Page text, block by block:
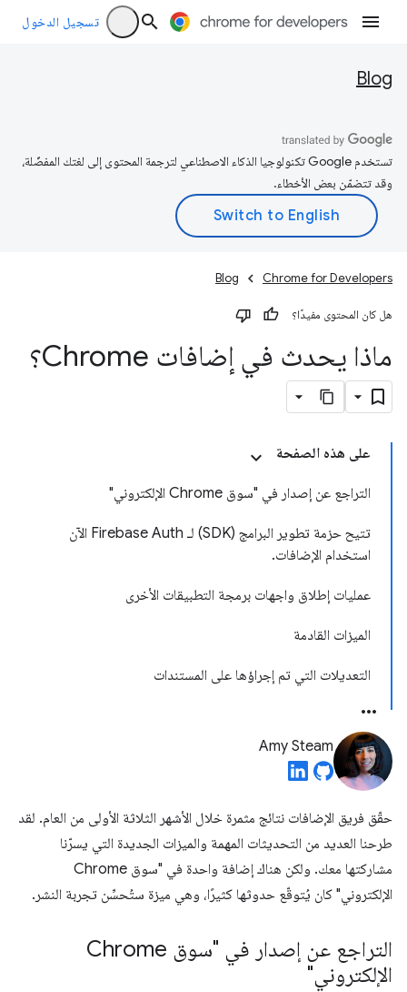
تسجيل الدخول
Blog
تستخدم Google تكنولوجيا الذكاء الاصطناعي لترجمة المحتوى إلى لغتك المفضّلة،
وقد تتضمّن بعض الأخطاء.
Chrome for Developers
Blog
هل كان المحتوى مفيدًا؟
ماذا يحدث في إضافات Chrome؟
على هذه الصفحة
التراجع عن إصدار في "سوق Chrome الإلكتروني"
تتيح حزمة تطوير البرامج (SDK) لـ Firebase Auth الآن
استخدام الإضافات.
عمليات إطلاق واجهات برمجة التطبيقات الأخرى
الميزات القادمة
التعديلات التي تم إجراؤها على المستندات
Amy Steam
حقّق فريق الإضافات نتائج مثمرة خلال الأشهر الثلاثة الأولى من العام. لقد
طرحنا العديد من التحديثات المهمة والميزات الجديدة التي يسرّنا
مشاركتها معك. ولكن هناك إضافة واحدة في "سوق Chrome
الإلكتروني" كان يُتوقّع حدوثها كثيرًا، وهي ميزة ستُحسِّن تجربة النشر.
التراجع عن إصدار في "سوق Chrome
الإلكتروني"